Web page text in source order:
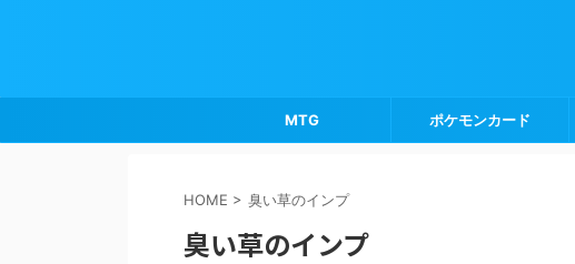
MTG ポケモンカード
HOME > 臭い草のインプ
臭い草のインプ